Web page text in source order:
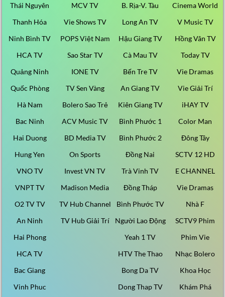
Thái Nguyên
MCV TV B. Rịa-V. Tàu
Cinema World
Thanh Hóa
Vie Shows TV Long An TV
V Music TV
Ninh Bình TV
POPS Việt Nam Hậu Giang TV
Hồng Vân TV
HCA TV
Sao Star TV Cà Mau TV
Today TV
Quảng Ninh
IONE TV Bến Tre TV
Vie Dramas
Quốc Phòng
TV Sen Vàng An Giang TV
Vie Giải Trí
Hà Nam
Bolero Sao Trẻ Kiên Giang TV
iHAY TV
Bac Ninh
ACV Music TV Bình Phước 1
Color Man
Hai Duong
BD Media TV Bình Phước 2
Đông Tây
Hung Yen
On Sports Đồng Nai
SCTV 12 HD
VNO TV
Invest VN TV Trà Vinh TV
E CHANNEL
VNPT TV
Madison Media Đồng Tháp
Vie Dramas
O2 TV TV
TV Hub Channel Bình Phước TV
Nhà F
An Ninh
TV Hub Giải Trí Người Lao Động
SCTV9 Phim
Hai Phong
Yeah 1 TV
Phim Vie
HCA TV
HTV The Thao
Nhạc Bolero
Bac Giang
Bong Da TV
Khoa Học
Vinh Phuc
Dong Thap TV Khám Phá